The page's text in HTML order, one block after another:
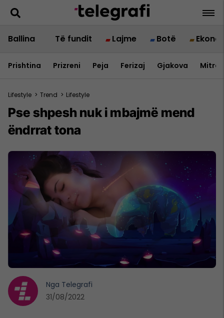
Ballina Të fundit Lajme Botë
Prishtina Prizreni Peja Ferizaj Gjakova
Lifestyle > Trend > Lifestyle
Pse shpesh nuk i mbajmë mend
ëndrrat tona
Nga Telegrafi
31/08/2022